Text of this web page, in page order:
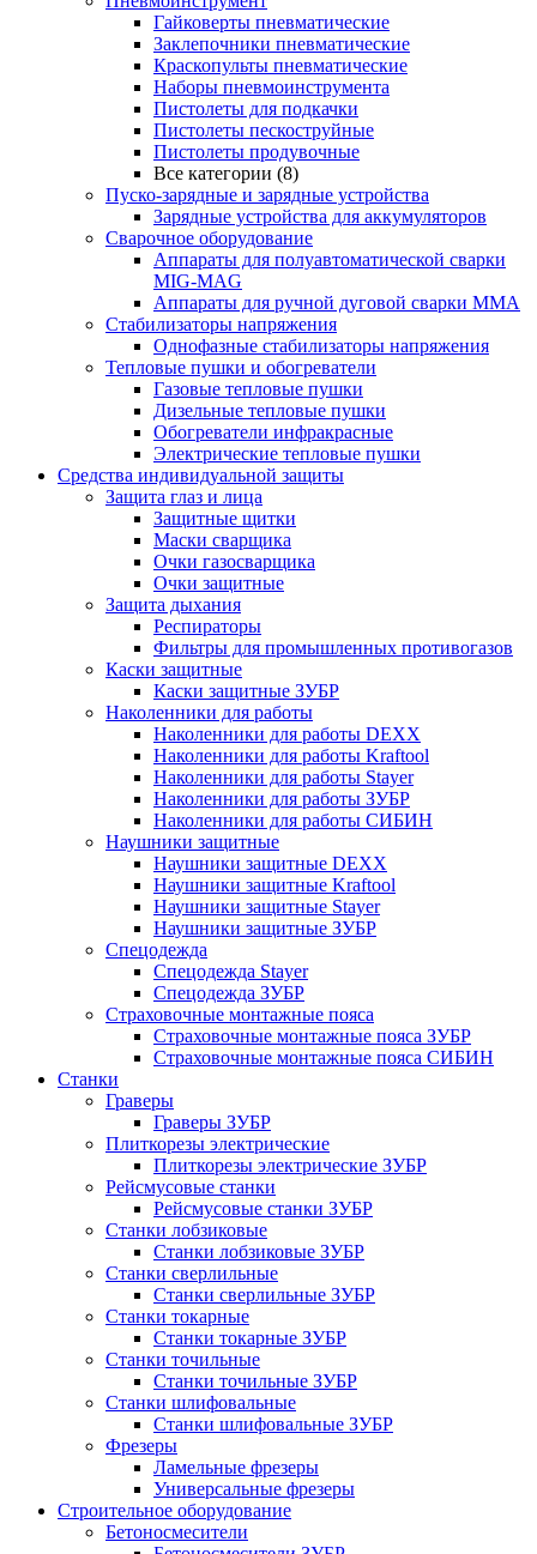
Гайковерты пневматические
Заклепочники пневматические
Краскопульты пневматические
Наборы пневмоинструмента
Пистолеты для подкачки
Пистолеты пескоструйные
Пистолеты продувочные
Все категории (8)
Пуско-зарядные и зарядные устройства
Зарядные устройства для аккумуляторов
Сварочное оборудование
Аппараты для полуавтоматической сварки
MIG-MAG
Аппараты для ручной дуговой сварки MMA
Стабилизаторы напряжения
Однофазные стабилизаторы напряжения
Тепловые пушки и обогреватели
Газовые тепловые пушки
Дизельные тепловые пушки
Обогреватели инфракрасные
Электрические тепловые пушки
Средства индивидуальной защиты
Защита глаз и лица
Защитные щитки
Маски сварщика
Очки газосварщика
Очки защитные
Защита дыхания
Респираторы
Фильтры для промышленных противогазов
Каски защитные
Каски защитные ЗУБР
Наколенники для работы
Наколенники для работы DEXX
Наколенники для работы Kraftool
Наколенники для работы Stayer
Наколенники для работы ЗУБР
Наколенники для работы СИБИН
Наушники защитные
Наушники защитные DEXX
Наушники защитные Kraftool
Наушники защитные Stayer
Наушники защитные ЗУБР
Спецодежда
Спецодежда Stayer
Спецодежда ЗУБР
Страховочные монтажные пояса
Страховочные монтажные пояса ЗУБР
Страховочные монтажные пояса СИБИН
Станки
Граверы
Граверы ЗУБР
Плиткорезы электрические
Плиткорезы электрические ЗУБР
Рейсмусовые станки
Рейсмусовые станки ЗУБР
Станки лобзиковые
Станки лобзиковые ЗУБР
Станки сверлильные
Станки сверлильные ЗУБР
Станки токарные
Станки токарные ЗУБР
Станки точильные
Станки точильные ЗУБР
Станки шлифовальные
Станки шлифовальные ЗУБР
Фрезеры
Ламельные фрезеры
Универсальные фрезеры
Строительное оборудование
Бетоносмесители